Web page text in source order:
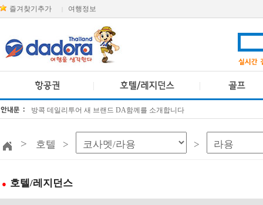
즐겨찾기추가 여행정보
방콕 데일리투어 새 브랜드 DA함께를 소개합니다
> 호텔 > >
● 호텔/레지던스